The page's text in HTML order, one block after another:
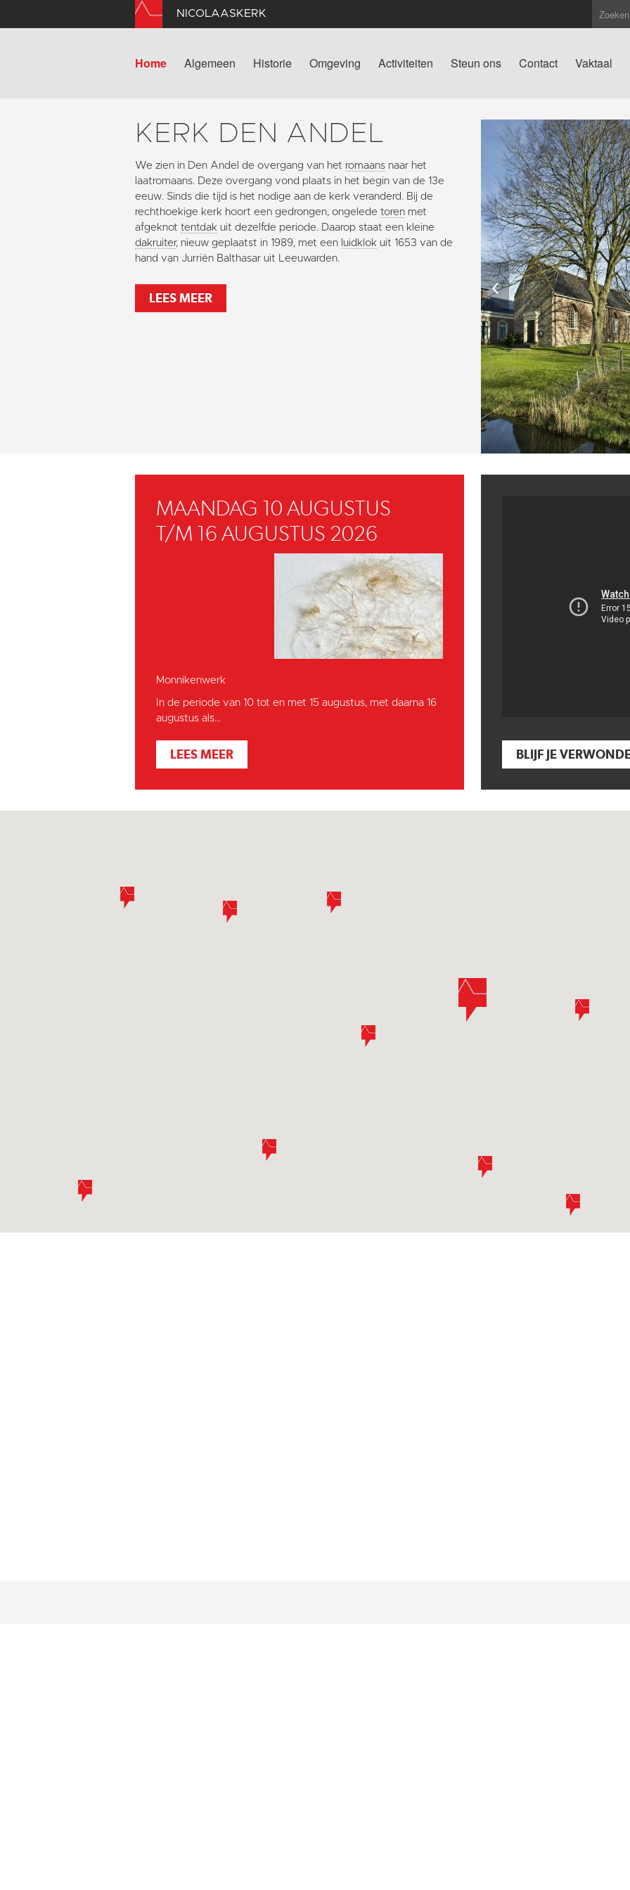
NICOLAASKERK
Home Algemeen Historie Omgeving Activiteiten Steun ons Contact Vaktaal
KERK DEN ANDEL
We zien in Den Andel de overgang van het romaans naar het
laatromaans. Deze overgang vond plaats in het begin van de 13e
eeuw. Sinds die tijd is het nodige aan de kerk veranderd. Bij de
rechthoekige kerk hoort een gedrongen, ongelede toren met
afgeknot tentdak uit dezelfde periode. Daarop staat een kleine
dakruiter, nieuw geplaatst in 1989, met een luidklok uit 1653 van de
hand van Jurriën Balthasar uit Leeuwarden.
LEES MEER ‹
MAANDAG 10 AUGUSTUS
T/M 16 AUGUSTUS 2026
Monnikenwerk
In de periode van 10 tot en met 15 augustus, met daarna 16
augustus als...
LEES MEER BLIJF JE